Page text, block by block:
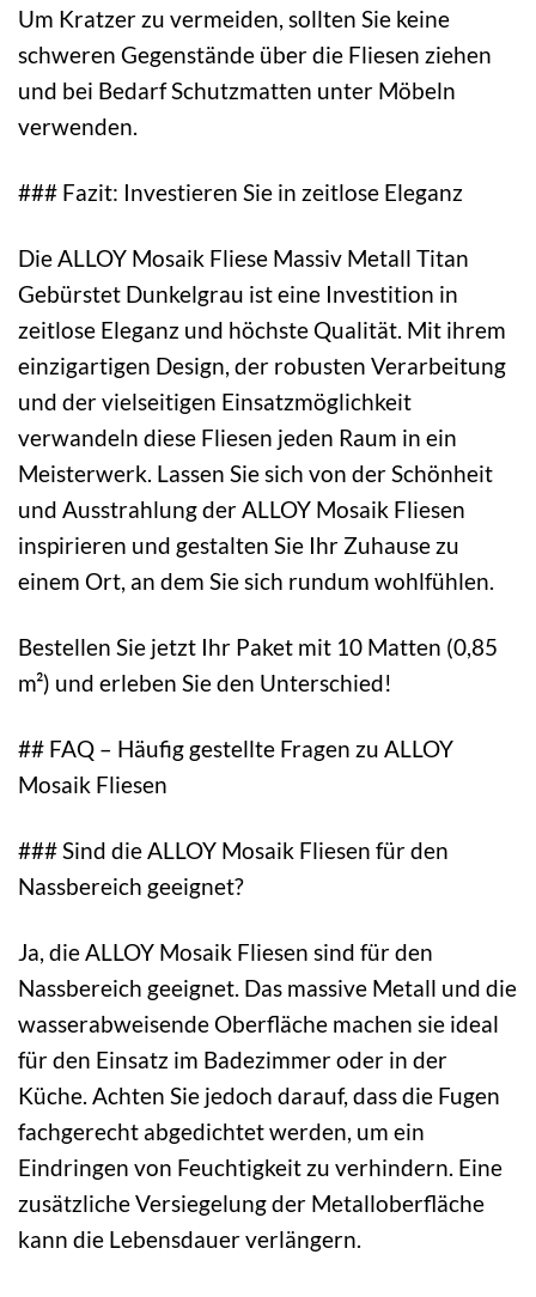
Um Kratzer zu vermeiden, sollten Sie keine
schweren Gegenstände über die Fliesen ziehen
und bei Bedarf Schutzmatten unter Möbeln
verwenden.
### Fazit: Investieren Sie in zeitlose Eleganz
Die ALLOY Mosaik Fliese Massiv Metall Titan
Gebürstet Dunkelgrau ist eine Investition in
zeitlose Eleganz und höchste Qualität. Mit ihrem
einzigartigen Design, der robusten Verarbeitung
und der vielseitigen Einsatzmöglichkeit
verwandeln diese Fliesen jeden Raum in ein
Meisterwerk. Lassen Sie sich von der Schönheit
und Ausstrahlung der ALLOY Mosaik Fliesen
inspirieren und gestalten Sie Ihr Zuhause zu
einem Ort, an dem Sie sich rundum wohlfühlen.
Bestellen Sie jetzt Ihr Paket mit 10 Matten (0,85
m²) und erleben Sie den Unterschied!
## FAQ – Häufig gestellte Fragen zu ALLOY
Mosaik Fliesen
### Sind die ALLOY Mosaik Fliesen für den
Nassbereich geeignet?
Ja, die ALLOY Mosaik Fliesen sind für den
Nassbereich geeignet. Das massive Metall und die
wasserabweisende Oberfläche machen sie ideal
für den Einsatz im Badezimmer oder in der
Küche. Achten Sie jedoch darauf, dass die Fugen
fachgerecht abgedichtet werden, um ein
Eindringen von Feuchtigkeit zu verhindern. Eine
zusätzliche Versiegelung der Metalloberfläche
kann die Lebensdauer verlängern.